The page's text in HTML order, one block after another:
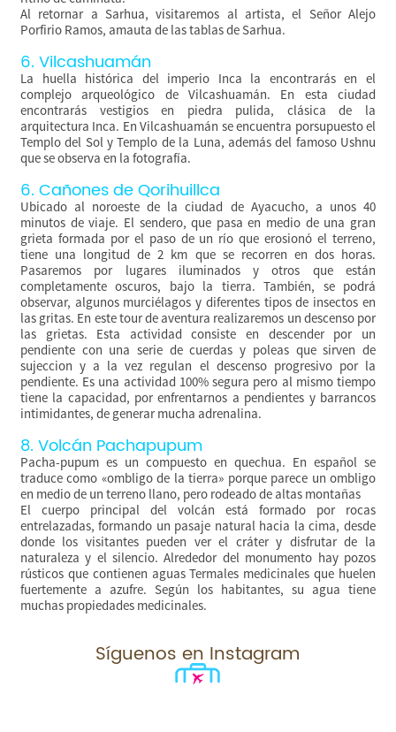
Al retornar a Sarhua, visitaremos al artista, el Señor Alejo
Porfirio Ramos, amauta de las tablas de Sarhua.
6. Vilcashuamán
La huella histórica del imperio Inca la encontrarás en el
complejo arqueológico de Vilcashuamán. En esta ciudad
encontrarás vestigios en piedra pulida, clásica de la
arquitectura Inca. En Vilcashuamán se encuentra porsupuesto el
Templo del Sol y Templo de la Luna, además del famoso Ushnu
que se observa en la fotografía.
6. Cañones de Qorihuillca
Ubicado al noroeste de la ciudad de Ayacucho, a unos 40
minutos de viaje. El sendero, que pasa en medio de una gran
grieta formada por el paso de un río que erosionó el terreno,
tiene una longitud de 2 km que se recorren en dos horas.
Pasaremos por lugares iluminados y otros que están
completamente oscuros, bajo la tierra. También, se podrá
observar, algunos murciélagos y diferentes tipos de insectos en
las gritas. En este tour de aventura realizaremos un descenso por
las grietas. Esta actividad consiste en descender por un
pendiente con una serie de cuerdas y poleas que sirven de
sujeccion y a la vez regulan el descenso progresivo por la
pendiente. Es una actividad 100% segura pero al mismo tiempo
tiene la capacidad, por enfrentarnos a pendientes y barrancos
intimidantes, de generar mucha adrenalina.
8. Volcán Pachapupum
Pacha-pupum es un compuesto en quechua. En español se
traduce como «ombligo de la tierra» porque parece un ombligo
en medio de un terreno llano, pero rodeado de altas montañas
El cuerpo principal del volcán está formado por rocas
entrelazadas, formando un pasaje natural hacia la cima, desde
donde los visitantes pueden ver el cráter y disfrutar de la
naturaleza y el silencio. Alrededor del monumento hay pozos
rústicos que contienen aguas Termales medicinales que huelen
fuertemente a azufre. Según los habitantes, su agua tiene
muchas propiedades medicinales.
Síguenos en Instagram